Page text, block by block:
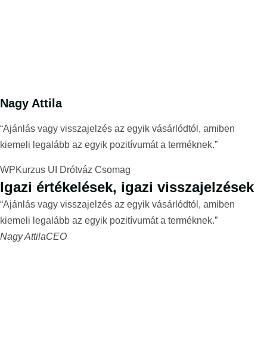
Nagy Attila
“Ajánlás vagy visszajelzés az egyik vásárlódtól, amiben
kiemeli legalább az egyik pozitívumát a terméknek.”
WPKurzus UI Drótváz Csomag
Igazi értékelések, igazi visszajelzések
“Ajánlás vagy visszajelzés az egyik vásárlódtól, amiben
kiemeli legalább az egyik pozitívumát a terméknek.”
Nagy AttilaCEO